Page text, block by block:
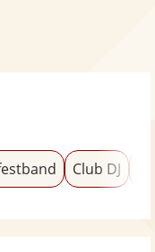
Club DJ